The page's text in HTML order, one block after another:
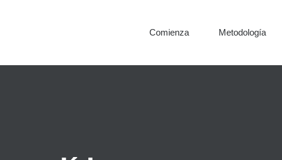
Comienza Metodología